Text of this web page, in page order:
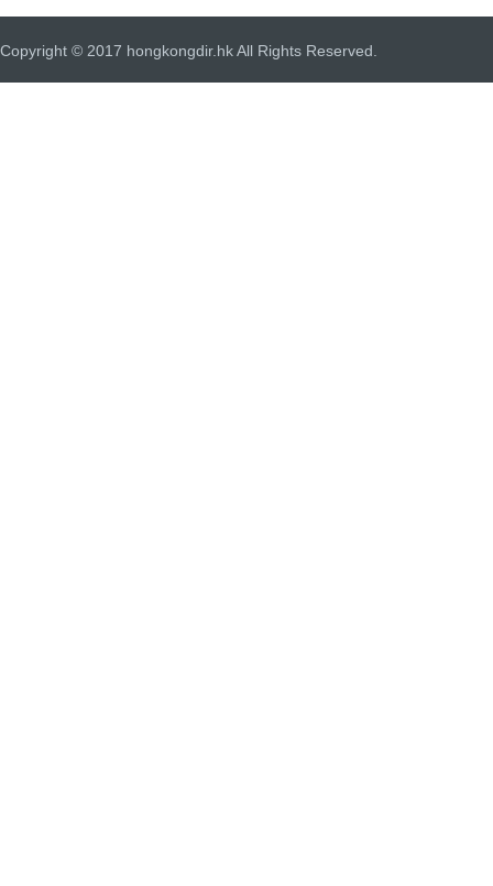
Copyright © 2017 hongkongdir.hk All Rights Reserved.